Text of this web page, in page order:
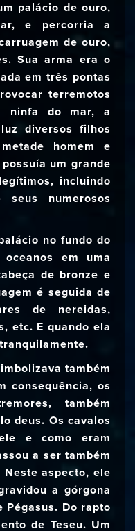
palácio de ouro,
e percorria a
de ouro,
Sua arma era o
em três pontas
terremotos
ninfa do mar, a
diversos filhos
homem e
um grande
incluindo
numerosos
no fundo do
em uma
de bronze e
é seguida de
de nereidas,
etc. E quando ela
também
consequência, os
também
deus. Os cavalos
e como eram
a ser também
aspecto, ele
a górgona
Pégasus. Do rapto
de Teseu. Um